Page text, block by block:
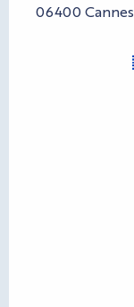
06400 Cannes